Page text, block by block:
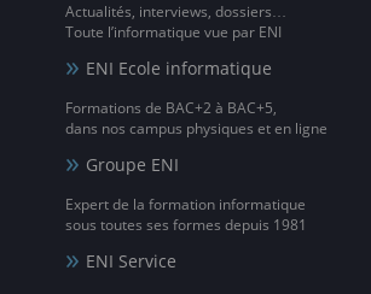
Actualités, interviews, dossiers…
Toute l’informatique vue par ENI
ENI Ecole informatique
Formations de BAC+2 à BAC+5,
dans nos campus physiques et en ligne
Groupe ENI
Expert de la formation informatique
sous toutes ses formes depuis 1981
ENI Service